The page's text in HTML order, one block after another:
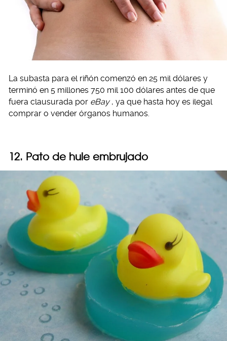
La subasta para el riñón comenzó en 25 mil dólares y
terminó en 5 millones 750 mil 100 dólares antes de que
fuera clausurada por eBay , ya que hasta hoy es ilegal
comprar o vender órganos humanos.
12. Pato de hule embrujado